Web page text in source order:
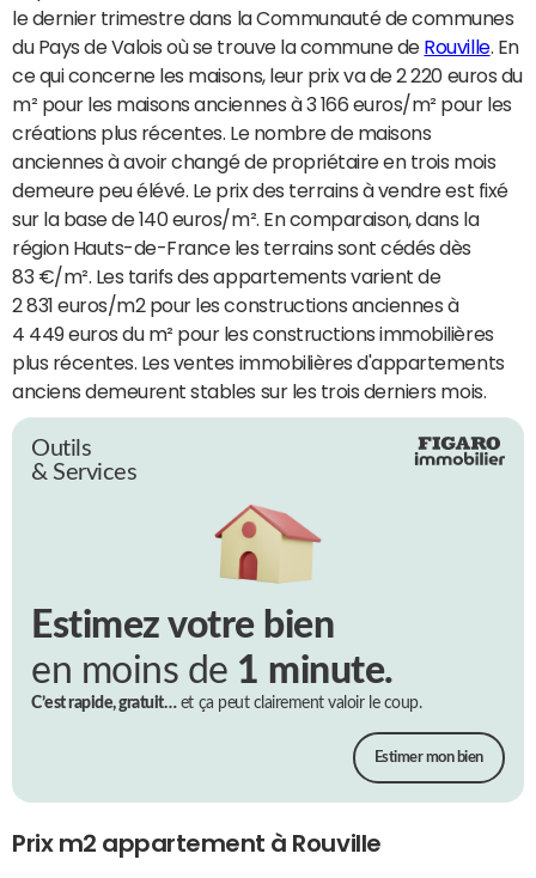
le dernier trimestre dans la Communauté de communes
du Pays de Valois où se trouve la commune de Rouville. En
ce qui concerne les maisons, leur prix va de 2 220 euros du
m² pour les maisons anciennes à 3 166 euros/m² pour les
créations plus récentes. Le nombre de maisons
anciennes à avoir changé de propriétaire en trois mois
demeure peu élévé. Le prix des terrains à vendre est fixé
sur la base de 140 euros/m². En comparaison, dans la
région Hauts-de-France les terrains sont cédés dès
83 €/m². Les tarifs des appartements varient de
2 831 euros/m2 pour les constructions anciennes à
4 449 euros du m² pour les constructions immobilières
plus récentes. Les ventes immobilières d'appartements
anciens demeurent stables sur les trois derniers mois.
Outils
& Services
Estimez votre bien
en moins de 1 minute.
C’est rapide, gratuit…et ça peut clairement valoir le coup.
Estimer mon bien
Prix m2 appartement à Rouville